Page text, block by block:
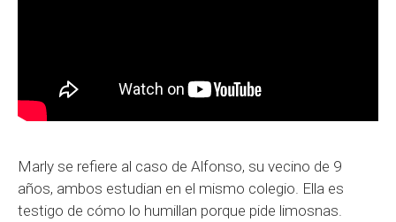
Marly se refiere al caso de Alfonso, su vecino de 9
años, ambos estudian en el mismo colegio. Ella es
testigo de cómo lo humillan porque pide limosnas.